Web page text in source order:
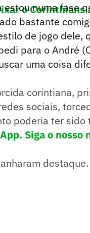
o Corinthians
numa fase
bastante
de jogo dele,
para o André
uma coisa
corintiana,
sociais,
poderia ter
Siga o nosso
destaque.